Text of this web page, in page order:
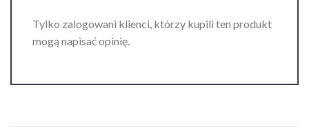
Tylko zalogowani klienci, którzy kupili ten produkt
mogą napisać opinię.